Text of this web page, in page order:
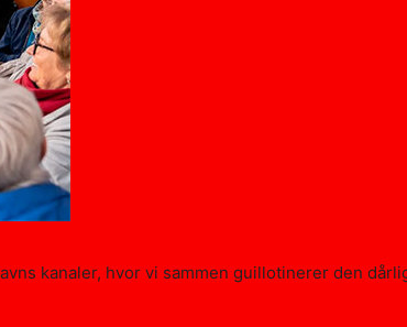
kanaler, hvor vi sammen guillotinerer den